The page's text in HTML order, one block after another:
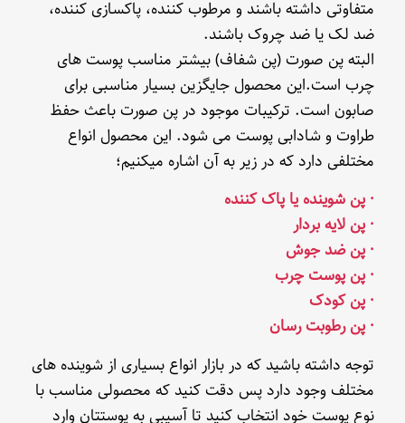
متفاوتی داشته باشند و مرطوب کننده، پاکسازی کننده،
ضد لک یا ضد چروک باشند.
البته پن صورت (پن شفاف) بیشتر مناسب پوست های
چرب است.این محصول جایگزین بسیار مناسبی برای
صابون است. ترکیبات موجود در پن صورت باعث حفظ
طراوت و شادابی پوست می شود. این محصول انواع
مختلفی دارد که در زیر به آن اشاره میکنیم؛
· پن شوینده یا پاک کننده
· پن لایه بردار
· پن ضد جوش
· پن پوست چرب
· پن کودک
· پن رطوبت رسان
توجه داشته باشید که در بازار انواع بسیاری از شوینده های
مختلف وجود دارد پس دقت کنید که محصولی مناسب با
نوع پوست خود انتخاب کنید تا آسیبی به پوستتان وارد